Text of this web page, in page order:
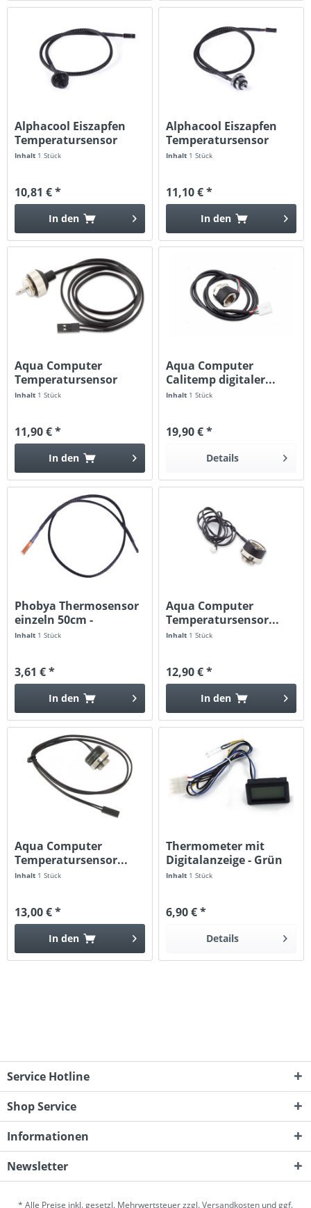
Alphacool Eiszapfen
Temperatursensor
flach G1/4...
Inhalt 1 Stück
10,81 € *
In den
Alphacool Eiszapfen
Temperatursensor
flach G1/4...
Inhalt 1 Stück
11,10 € *
In den
Aqua Computer
Temperatursensor
G1/4 high speed
Inhalt 1 Stück
11,90 € *
In den
Aqua Computer
Calitemp digitaler...
Inhalt 1 Stück
19,90 € *
Details
Phobya Thermosensor
einzeln 50cm -
schwarz...
Inhalt 1 Stück
3,61 € *
In den
Aqua Computer
Temperatursensor...
Inhalt 1 Stück
12,90 € *
In den
Aqua Computer
Temperatursensor...
Inhalt 1 Stück
13,00 € *
In den
Thermometer mit
Digitalanzeige - Grün
Inhalt 1 Stück
6,90 € *
Details
Service Hotline
Shop Service
Informationen
Newsletter
* Alle Preise inkl. gesetzl. Mehrwertsteuer zzgl.Versandkosten und ggf.